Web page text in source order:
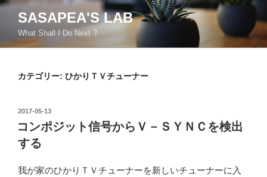
コ
ン
SASAPEA'S LAB
What Shall I Do Next ?
カテゴリー: ひかりＴＶチューナー
投
日:
2017-05-13
コンポジット信号からＶ－ＳＹＮＣを検出
する
我が家のひかりＴＶチューナーを新しいチューナーに入